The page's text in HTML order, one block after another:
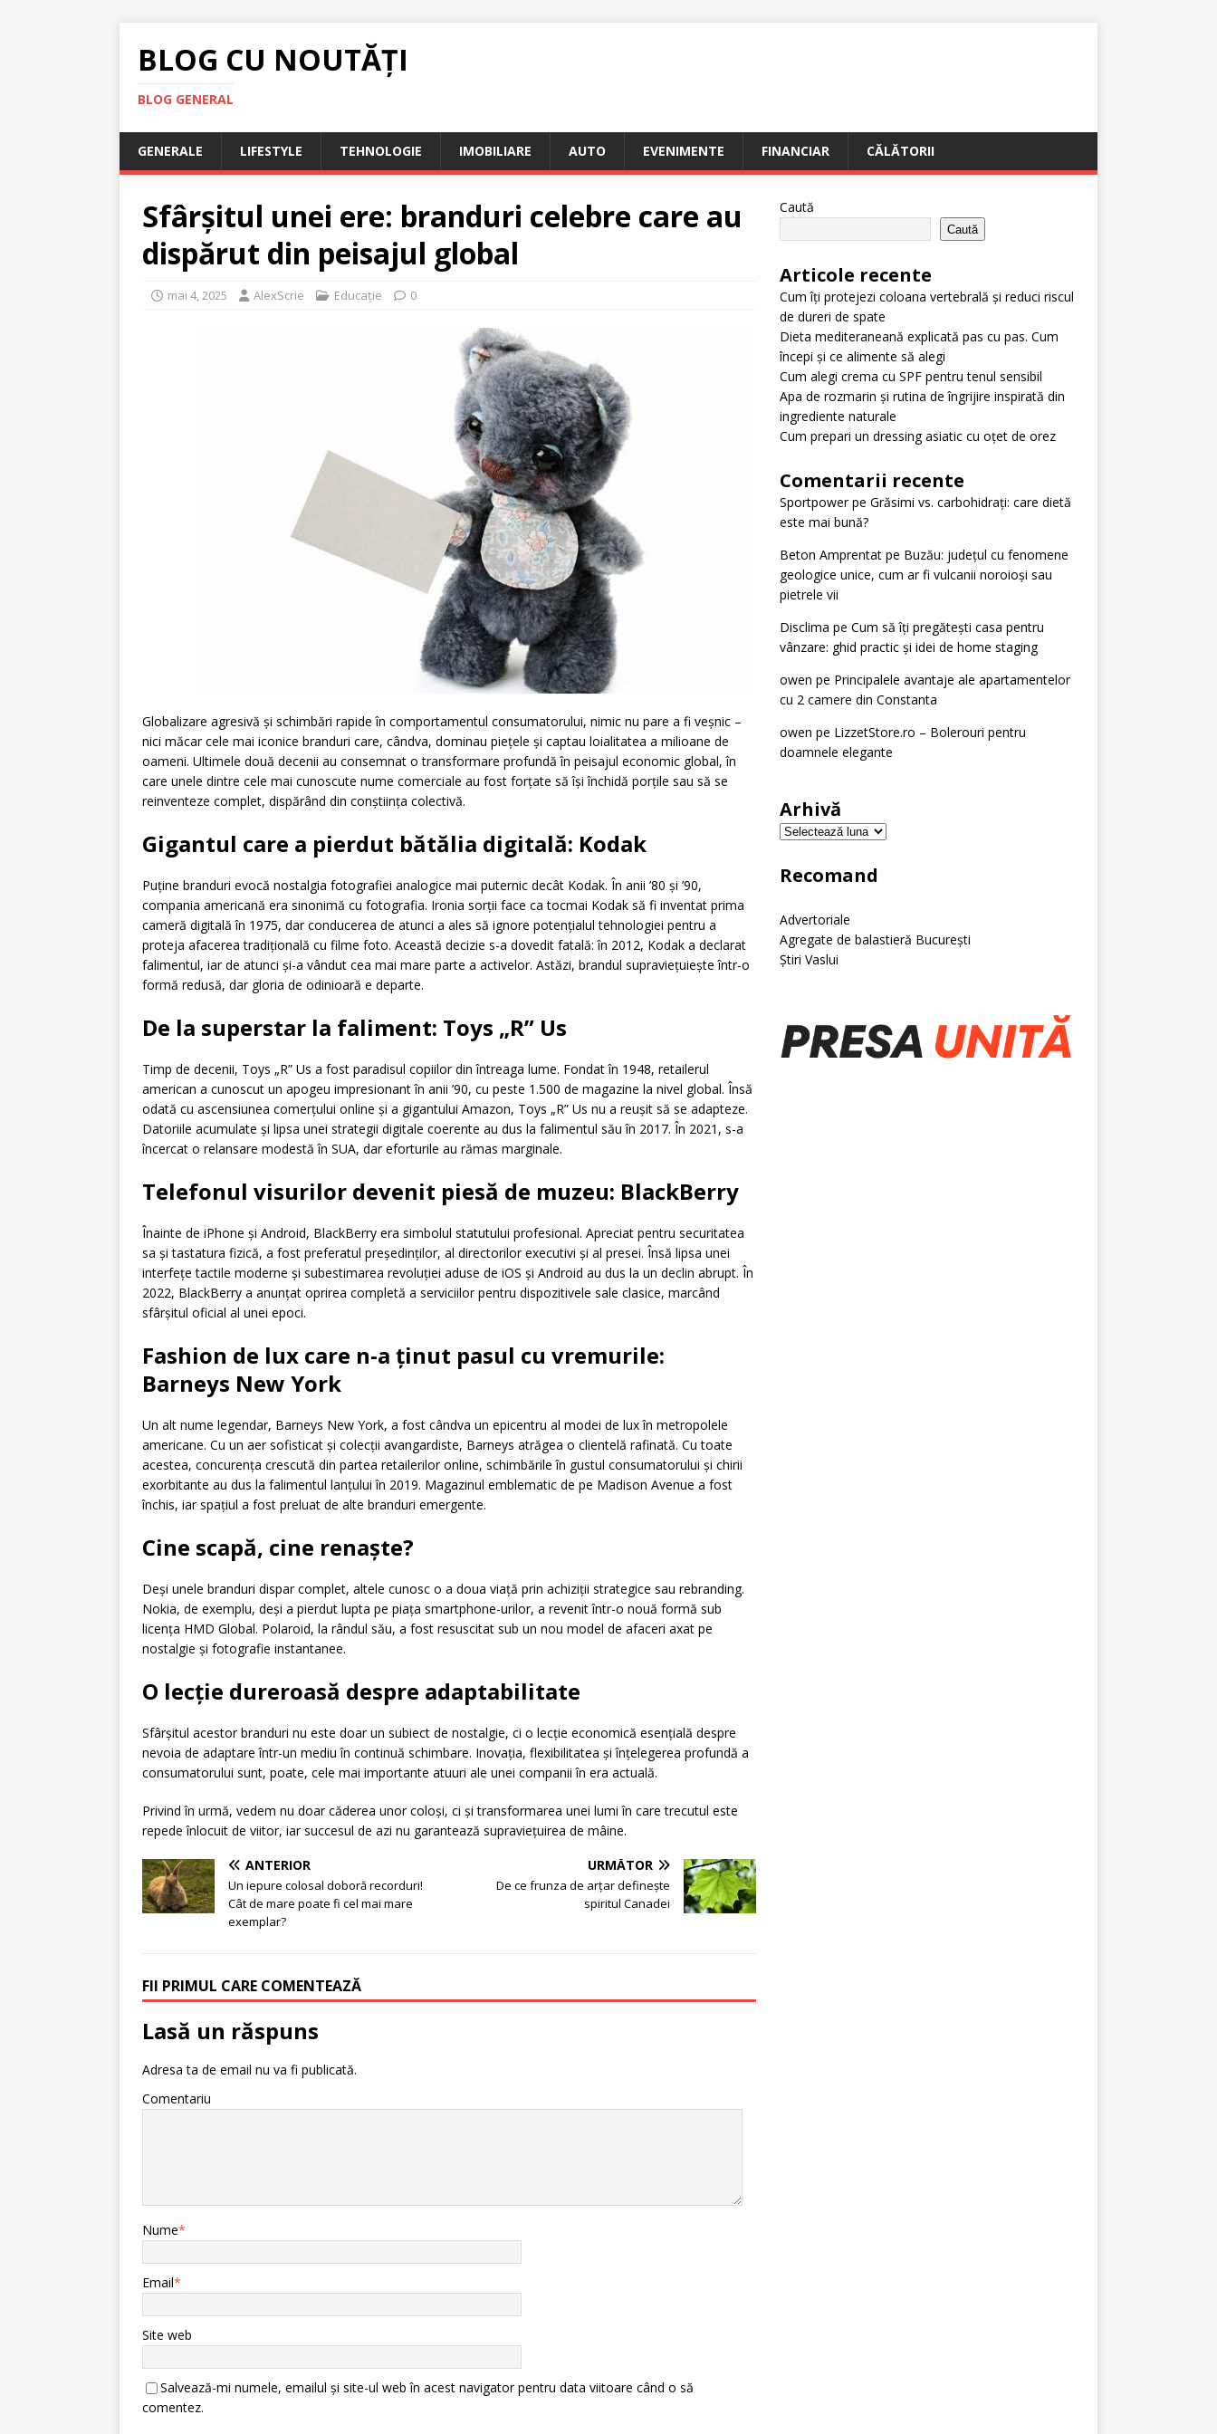
BLOG CU NOUTĂȚI
BLOG GENERAL
GENERALE LIFESTYLE TEHNOLOGIE IMOBILIARE AUTO EVENIMENTE FINANCIAR CĂLĂTORII
Sfârșitul unei ere: branduri celebre care au
dispărut din peisajul global
mai 4, 2025 AlexScrie Educație 0
Globalizare agresivă și schimbări rapide în comportamentul consumatorului, nimic nu pare a fi veșnic –
nici măcar cele mai iconice branduri care, cândva, dominau piețele și captau loialitatea a milioane de
oameni. Ultimele două decenii au consemnat o transformare profundă în peisajul economic global, în
care unele dintre cele mai cunoscute nume comerciale au fost forțate să își închidă porțile sau să se
reinventeze complet, dispărând din conștiința colectivă.
Gigantul care a pierdut bătălia digitală: Kodak
Puține branduri evocă nostalgia fotografiei analogice mai puternic decât Kodak. În anii ’80 și ’90,
compania americană era sinonimă cu fotografia. Ironia sorții face ca tocmai Kodak să fi inventat prima
cameră digitală în 1975, dar conducerea de atunci a ales să ignore potențialul tehnologiei pentru a
proteja afacerea tradițională cu filme foto. Această decizie s-a dovedit fatală: în 2012, Kodak a declarat
falimentul, iar de atunci și-a vândut cea mai mare parte a activelor. Astăzi, brandul supraviețuiește într-o
formă redusă, dar gloria de odinioară e departe.
De la superstar la faliment: Toys „R” Us
Timp de decenii, Toys „R” Us a fost paradisul copiilor din întreaga lume. Fondat în 1948, retailerul
american a cunoscut un apogeu impresionant în anii ’90, cu peste 1.500 de magazine la nivel global. Însă
odată cu ascensiunea comerțului online și a gigantului Amazon, Toys „R” Us nu a reușit să se adapteze.
Datoriile acumulate și lipsa unei strategii digitale coerente au dus la falimentul său în 2017. În 2021, s-a
încercat o relansare modestă în SUA, dar eforturile au rămas marginale.
Telefonul visurilor devenit piesă de muzeu: BlackBerry
Înainte de iPhone și Android, BlackBerry era simbolul statutului profesional. Apreciat pentru securitatea
sa și tastatura fizică, a fost preferatul președinților, al directorilor executivi și al presei. Însă lipsa unei
interfețe tactile moderne și subestimarea revoluției aduse de iOS și Android au dus la un declin abrupt. În
2022, BlackBerry a anunțat oprirea completă a serviciilor pentru dispozitivele sale clasice, marcând
sfârșitul oficial al unei epoci.
Fashion de lux care n-a ținut pasul cu vremurile:
Barneys New York
Un alt nume legendar, Barneys New York, a fost cândva un epicentru al modei de lux în metropolele
americane. Cu un aer sofisticat și colecții avangardiste, Barneys atrăgea o clientelă rafinată. Cu toate
acestea, concurența crescută din partea retailerilor online, schimbările în gustul consumatorului și chirii
exorbitante au dus la falimentul lanțului în 2019. Magazinul emblematic de pe Madison Avenue a fost
închis, iar spațiul a fost preluat de alte branduri emergente.
Cine scapă, cine renaște?
Deși unele branduri dispar complet, altele cunosc o a doua viață prin achiziții strategice sau rebranding.
Nokia, de exemplu, deși a pierdut lupta pe piața smartphone-urilor, a revenit într-o nouă formă sub
licența HMD Global. Polaroid, la rândul său, a fost resuscitat sub un nou model de afaceri axat pe
nostalgie și fotografie instantanee.
O lecție dureroasă despre adaptabilitate
Sfârșitul acestor branduri nu este doar un subiect de nostalgie, ci o lecție economică esențială despre
nevoia de adaptare într-un mediu în continuă schimbare. Inovația, flexibilitatea și înțelegerea profundă a
consumatorului sunt, poate, cele mai importante atuuri ale unei companii în era actuală.
Privind în urmă, vedem nu doar căderea unor coloși, ci și transformarea unei lumi în care trecutul este
repede înlocuit de viitor, iar succesul de azi nu garantează supraviețuirea de mâine.
ANTERIOR
Un iepure colosal doboră recorduri!
Cât de mare poate fi cel mai mare
exemplar?
URMĂTOR
De ce frunza de arțar definește
spiritul Canadei
FII PRIMUL CARE COMENTEAZĂ
Lasă un răspuns
Adresa ta de email nu va fi publicată.
Comentariu
Nume*
Email*
Site web
Salvează-mi numele, emailul și site-ul web în acest navigator pentru data viitoare când o să
comentez.
Caută
Caută
Articole recente
Cum îți protejezi coloana vertebrală și reduci riscul
de dureri de spate
Dieta mediteraneană explicată pas cu pas. Cum
începi și ce alimente să alegi
Cum alegi crema cu SPF pentru tenul sensibil
Apa de rozmarin și rutina de îngrijire inspirată din
ingrediente naturale
Cum prepari un dressing asiatic cu oțet de orez
Comentarii recente
Sportpowerpe Grăsimi vs. carbohidrați: care dietă
este mai bună?
Beton Amprentatpe Buzău: județul cu fenomene
geologice unice, cum ar fi vulcanii noroioși sau
pietrele vii
Disclima pe Cum să îți pregătești casa pentru
vânzare: ghid practic și idei de home staging
owen pe Principalele avantaje ale apartamentelor
cu 2 camere din Constanta
owen pe LizzetStore.ro – Bolerouri pentru
doamnele elegante
Arhivă
Recomand
Advertoriale
Agregate de balastieră București
Știri Vaslui